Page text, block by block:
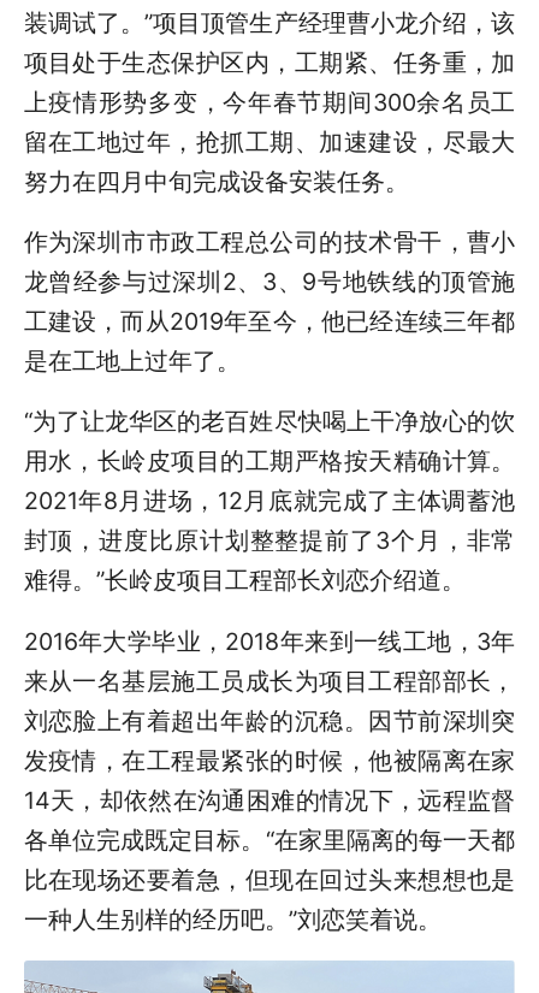
装调试了。”项目顶管生产经理曹小龙介绍，该
项目处于生态保护区内，工期紧、任务重，加
上疫情形势多变，今年春节期间300余名员工
留在工地过年，抢抓工期、加速建设，尽最大
努力在四月中旬完成设备安装任务。
作为深圳市市政工程总公司的技术骨干，曹小
龙曾经参与过深圳2、3、9号地铁线的顶管施
工建设，而从2019年至今，他已经连续三年都
是在工地上过年了。
“为了让龙华区的老百姓尽快喝上干净放心的饮
用水，长岭皮项目的工期严格按天精确计算。
2021年8月进场，12月底就完成了主体调蓄池
封顶，进度比原计划整整提前了3个月，非常
难得。”长岭皮项目工程部长刘恋介绍道。
2016年大学毕业， 2018年来到一线工地 ， 3年
来从一名基层施工员成长为项目 工程部部长，
刘恋脸上有着超出年龄的沉稳。因节前深圳突
发疫情，在工程最紧张的时候，他被隔离在家
14天，却依然在沟通困难的情况下，远程监督
各单位完成既定目标。 “在家里隔离的每一天都
比在现场还要着急，但现在回过头来想想也是
一种人生别样的经历吧。 ”刘恋笑着说。